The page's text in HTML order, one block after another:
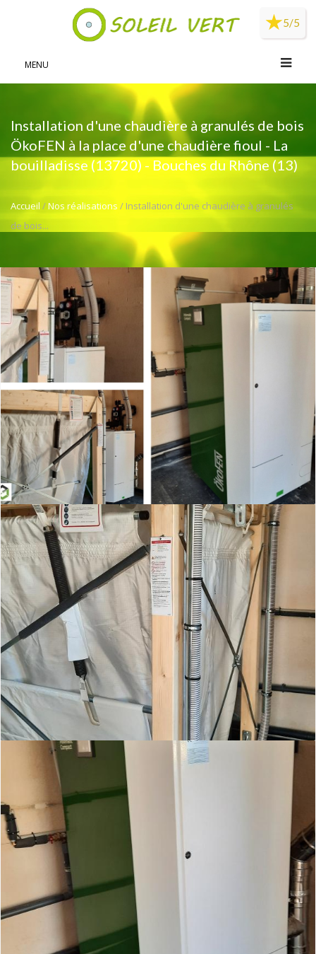
5/5
MENU
Installation d'une chaudière à granulés de bois
ÖkoFEN à la place d'une chaudière fioul - La
bouilladisse (13720) - Bouches du Rhône (13)
Accueil /Nos réalisations / Installation d'une chaudière à granulés
de bois...
Panneau de gestion des cookies